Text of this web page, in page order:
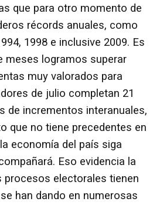
que para otro momento de
récords anuales, como
1998 e inclusive 2009. Es
meses logramos superar
muy valorados para
de julio completan 21
de incrementos interanuales,
que no tiene precedentes en
economía del país siga
Eso evidencia la
procesos electorales tienen
han dando en numerosas